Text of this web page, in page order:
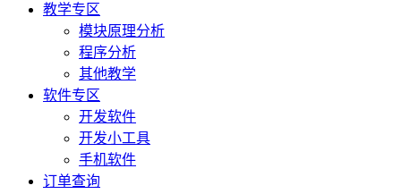
教学专区
模块原理分析
程序分析
其他教学
软件专区
开发软件
开发小工具
手机软件
订单查询